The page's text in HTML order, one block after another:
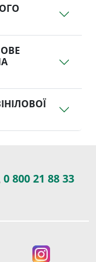
0 800 21 88 33